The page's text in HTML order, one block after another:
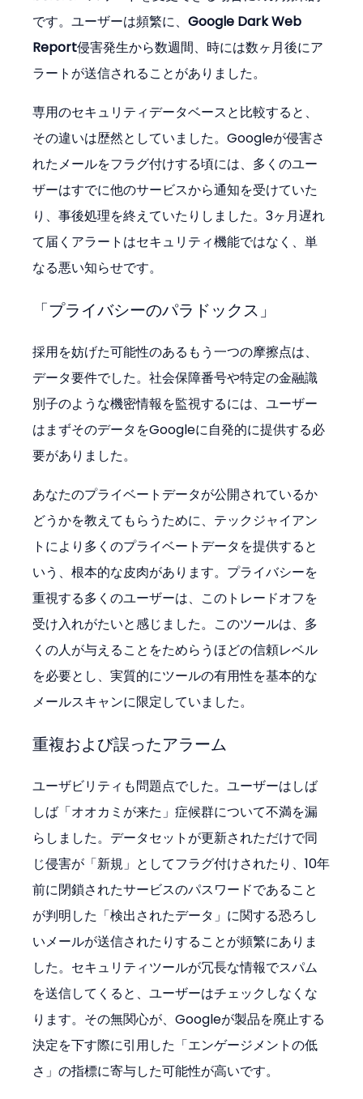
です。ユーザーは頻繁に、Google Dark Web
Report侵害発生から数週間、時には数ヶ月後にア
ラートが送信されることがありました。
専用のセキュリティデータベースと比較すると、
その違いは歴然としていました。Googleが侵害さ
れたメールをフラグ付けする頃には、多くのユー
ザーはすでに他のサービスから通知を受けていた
り、事後処理を終えていたりしました。3ヶ月遅れ
て届くアラートはセキュリティ機能ではなく、単
なる悪い知らせです。
「プライバシーのパラドックス」
採用を妨げた可能性のあるもう一つの摩擦点は、
データ要件でした。社会保障番号や特定の金融識
別子のような機密情報を監視するには、ユーザー
はまずそのデータをGoogleに自発的に提供する必
要がありました。
あなたのプライベートデータが公開されているか
どうかを教えてもらうために、テックジャイアン
トにより多くのプライベートデータを提供すると
いう、根本的な皮肉があります。プライバシーを
重視する多くのユーザーは、このトレードオフを
受け入れがたいと感じました。このツールは、多
くの人が与えることをためらうほどの信頼レベル
を必要とし、実質的にツールの有用性を基本的な
メールスキャンに限定していました。
重複および誤ったアラーム
ユーザビリティも問題点でした。ユーザーはしば
しば「オオカミが来た」症候群について不満を漏
らしました。データセットが更新されただけで同
じ侵害が「新規」としてフラグ付けされたり、10年
前に閉鎖されたサービスのパスワードであること
が判明した「検出されたデータ」に関する恐ろし
いメールが送信されたりすることが頻繁にありま
した。セキュリティツールが冗長な情報でスパム
を送信してくると、ユーザーはチェックしなくな
ります。その無関心が、Googleが製品を廃止する
決定を下す際に引用した「エンゲージメントの低
さ」の指標に寄与した可能性が高いです。